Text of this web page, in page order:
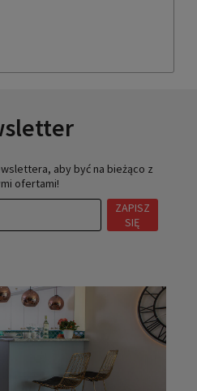
aby być na bieżąco z
ofertami!
ZAPISZ
SIĘ